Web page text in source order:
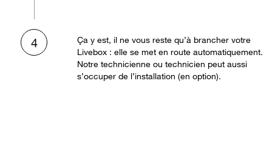
4
Ça y est, il ne vous reste qu’à brancher votre
Livebox : elle se met en route automatiquement.
Notre technicienne ou technicien peut aussi
s’occuper de l’installation (en option).